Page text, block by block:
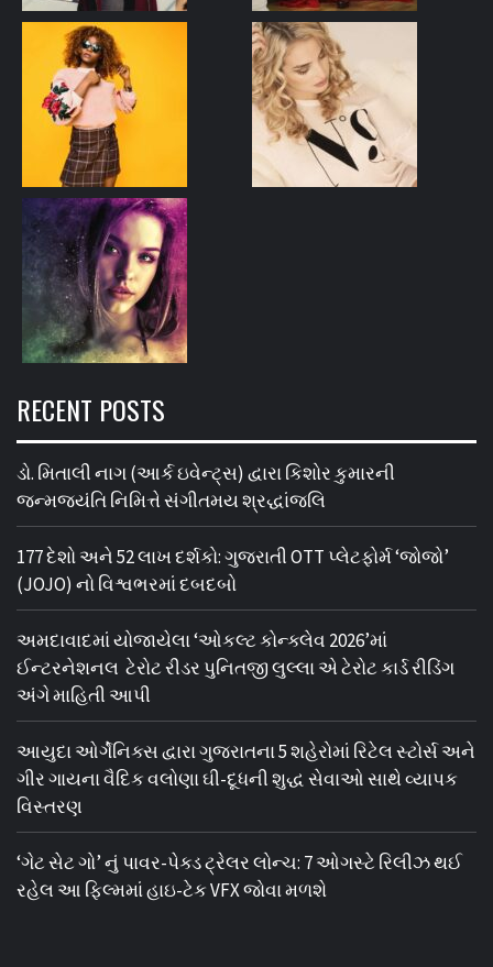
RECENT POSTS
ડો. મિતાલી નાગ (આર્ક ઇવેન્ટ્સ) દ્વારા કિશોર કુમારની
જન્મજયંતિ નિમિત્તે સંગીતમય શ્રદ્ધાંજલિ
177 દેશો અને 52 લાખ દર્શકો: ગુજરાતી OTT પ્લેટફોર્મ ‘જોજો’
(JOJO) નો વિશ્વભરમાં દબદબો
અમદાવાદમાં યોજાયેલા ‘ઓકલ્ટ કોન્ક્લેવ 2026’માં
ઈન્ટરનેશનલ ટેરોટ રીડર પુનિતજી લુલ્લા એ ટેરોટ કાર્ડ રીડિંગ
અંગે માહિતી આપી
આયુદા ઓર્ગેનિક્સ દ્વારા ગુજરાતના 5 શહેરોમાં રિટેલ સ્ટોર્સ અને
ગીર ગાયના વૈદિક વલોણા ઘી-દૂધની શુદ્ધ સેવાઓ સાથે વ્યાપક
વિસ્તરણ
‘ગેટ સેટ ગો’ નું પાવર-પેક્ડ ટ્રેલર લોન્ચ: 7 ઓગસ્ટે રિલીઝ થઈ
રહેલ આ ફિલ્મમાં હાઇ-ટેક VFX જોવા મળશે